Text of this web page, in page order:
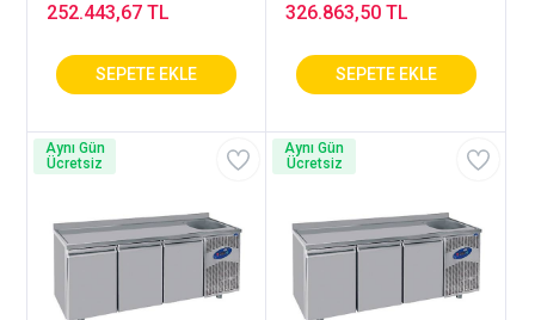
252.443,67 TL 326.863,50 TL
Aynı Gün
Ücretsiz
Aynı Gün
Ücretsiz